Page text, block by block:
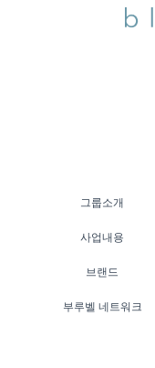
그룹소개
사업내용
브랜드
부루벨 네트워크